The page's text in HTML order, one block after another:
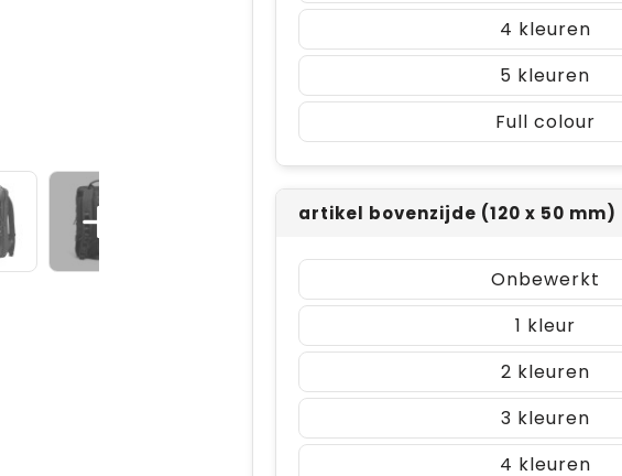
4
5
Full colour
artikel bovenzijde (120 x 50 mm)
Onbewerkt
1
2
3
4